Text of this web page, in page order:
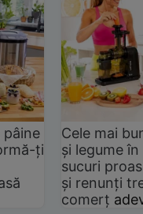
pâine
ți
Cele mai
și legume
sucuri
și renunți
comerț